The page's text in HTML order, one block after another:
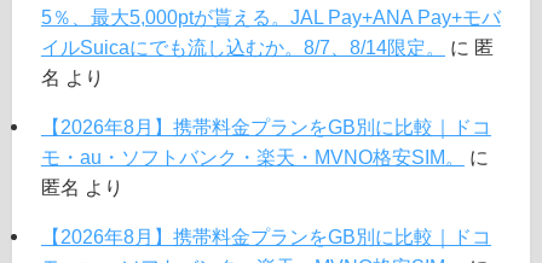
5％、最大5,000ptが貰える。JAL Pay+ANA Pay+モバ
イルSuicaにでも流し込むか。8/7、8/14限定。
に 匿
名 より
【2026年8月】携帯料金プランをGB別に比較｜ドコ
モ・au・ソフトバンク・楽天・MVNO格安SIM。
に
匿名 より
【2026年8月】携帯料金プランをGB別に比較｜ドコ